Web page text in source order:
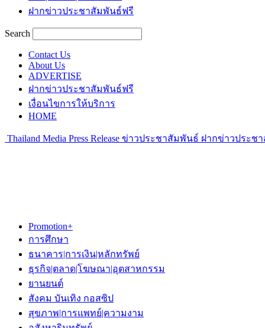
ฝากข่าวประชาสัมพันธ์ฟรี
Search
Contact Us
About Us
ADVERTISE
ฝากข่าวประชาสัมพันธ์ฟรี
เงื่อนไขการให้บริการ
HOME
Thailand Media Press Release ข่าวประชาสัมพันธ์ ฝากข่าวประ
Promotion+
การศึกษา
ธนาคาร|การเงิน|หลักทรัพย์
ธุรกิจ|ตลาด|โฆษณา|อุตสาหกรรม
ยานยนต์
สังคม บันเทิง กอสซิป
สุขภาพ|การแพทย์|ความงาม